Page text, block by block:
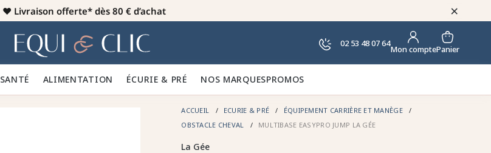
♥️ Livraison offerte* dès 80 € d’achat ×
Home 02 53 48 07 64
Mon comptePanier
SANTÉ ✨ ALIMENTATION 🥕 ÉCURIE & PRÉ 🍃 NOS MARQUESPROMOS
ACCUEIL ECURIE & PRÉ
ÉQUIPEMENT CARRIÈRE ET MANÈGE
OBSTACLE CHEVAL
MULTIBASE EASYPRO JUMP LA GÉE
La Gée